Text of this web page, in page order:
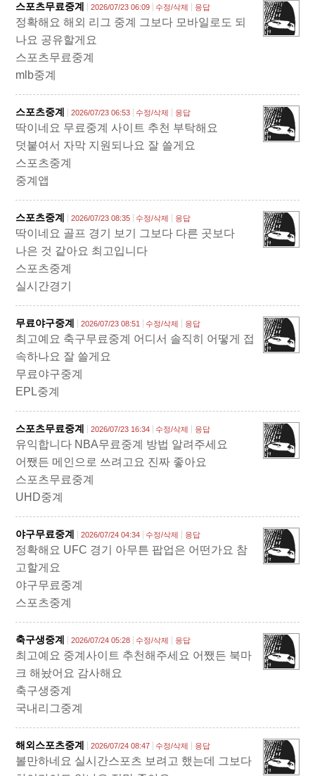
스포츠무료중계 2026/07/23 06:09 수정/삭제 응답
정확해요 해외 리그 중계 그보다 모바일로도 되
나요 공유할게요
스포츠무료중계
mlb중계
스포츠중계 2026/07/23 06:53 수정/삭제 응답
딱이네요 무료중계 사이트 추천 부탁해요
덧붙여서 자막 지원되나요 잘 쓸게요
스포츠중계
중계앱
스포츠중계 2026/07/23 08:35 수정/삭제 응답
딱이네요 골프 경기 보기 그보다 다른 곳보다
나은 것 같아요 최고입니다
스포츠중계
실시간경기
무료야구중계 2026/07/23 08:51 수정/삭제 응답
최고예요 축구무료중계 어디서 솔직히 어떻게 접
속하나요 잘 쓸게요
무료야구중계
EPL중계
스포츠무료중계 2026/07/23 16:34 수정/삭제 응답
유익합니다 NBA무료중계 방법 알려주세요
어쨌든 메인으로 쓰려고요 진짜 좋아요
스포츠무료중계
UHD중계
야구무료중계 2026/07/24 04:34 수정/삭제 응답
정확해요 UFC 경기 아무튼 팝업은 어떤가요 참
고할게요
야구무료중계
스포츠중계
축구생중계 2026/07/24 05:28 수정/삭제 응답
최고예요 중계사이트 추천해주세요 어쨌든 북마
크 해놨어요 감사해요
축구생중계
국내리그중계
해외스포츠중계 2026/07/24 08:47 수정/삭제 응답
볼만하네요 실시간스포츠 보려고 했는데 그보다